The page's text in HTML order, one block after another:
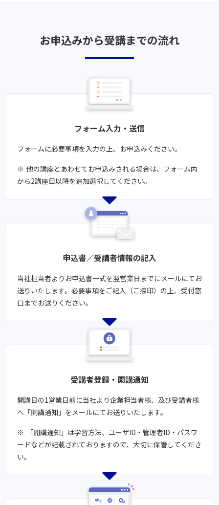
お申込みから受講までの流れ
フォーム入力・送信
フォームに必要事項を入力の上、お申込みください。
他の講座とあわせてお申込みされる場合は、フォーム内
から2講座目以降を追加選択してください。
申込書／受講者情報の記入
当社担当者よりお申込書一式を翌営業日までにメールにてお
送りいたします。​必要事項をご記入（ご捺印）の上、受付窓
口までお送りください。
受講者登録・開講通知​​
開講日の1営業日前に当社より企業担当者様、及び受講者様
へ「開講通知」をメールにてお送りいたします。
「開講通知」は学習方法、ユーザID・管理者ID・パスワ
ードなどが記載されておりますので、大切に保管してくださ
い。